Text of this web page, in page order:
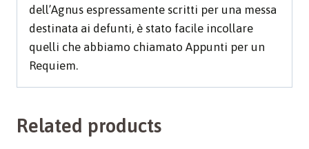
dell’Agnus espressamente scritti per una messa
destinata ai defunti, è stato facile incollare
quelli che abbiamo chiamato Appunti per un
Requiem.
Related products